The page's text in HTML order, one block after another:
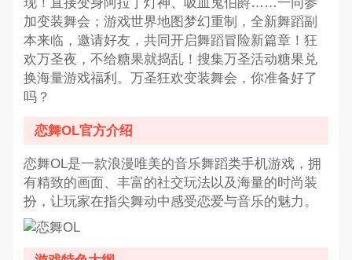
加变装舞会；游戏世界地图梦幻重制，全新舞蹈副
本来临，邀请好友，共同开启舞蹈冒险新篇章！狂
欢万圣夜，不给糖果就捣乱！搜集万圣活动糖果兑
换海量游戏福利。万圣狂欢变装舞会，你准备好了
吗？
恋舞OL官方介绍
恋舞OL是一款浪漫唯美的音乐舞蹈类手机游戏，拥
有精致的画面、丰富的社交玩法以及海量的时尚装
扮，让玩家在指尖舞动中感受恋爱与音乐的魅力。